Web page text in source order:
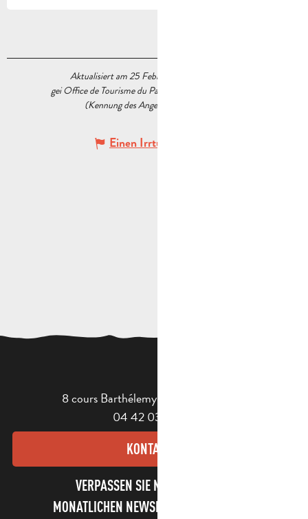
Aktualisiert am 25 Februar 2026 Um 09:36
gei Office de Tourisme du Pays d’Aubagne et de l’Étoile
(Kennung des Angebots :
Einen Irrtum angeben
8 cours Barthélemy - 13400 Aubagne
04 42 03 49 98
KONTAKT
VERPASSEN SIE NICHT UNSEREN
MONATLICHEN NEWSLETTER UND UNSERE